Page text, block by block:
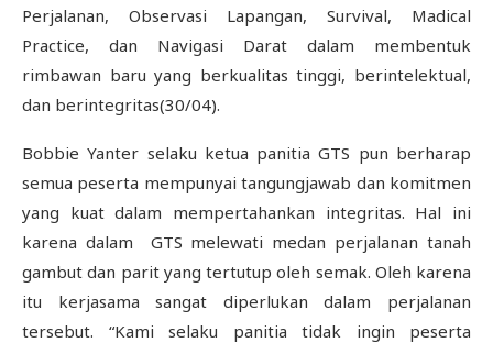
Perjalanan, Observasi Lapangan, Survival, Madical
Practice, dan Navigasi Darat dalam membentuk
rimbawan baru yang berkualitas tinggi, berintelektual,
dan berintegritas(30/04).
Bobbie Yanter selaku ketua panitia GTS pun berharap
semua peserta mempunyai tangungjawab dan komitmen
yang kuat dalam mempertahankan integritas. Hal ini
karena dalam GTS melewati medan perjalanan tanah
gambut dan parit yang tertutup oleh semak. Oleh karena
itu kerjasama sangat diperlukan dalam perjalanan
tersebut. “Kami selaku panitia tidak ingin peserta